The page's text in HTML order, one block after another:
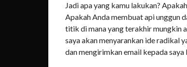
Jadi apa yang kamu lakukan?
Apakah Anda membuat api unggun
titik di mana yang terakhir mungkin
saya akan menyarankan ide radikal
dan mengirimkan email kepada